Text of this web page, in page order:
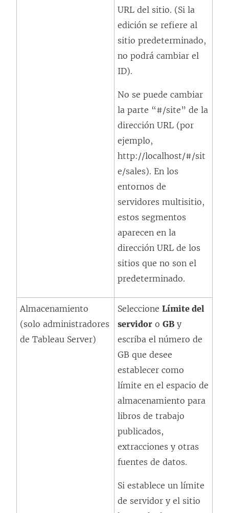
URL del sitio. (Si la
edición se refiere al
sitio predeterminado,
no podrá cambiar el
ID).
No se puede cambiar
la parte “#/site” de la
dirección URL (por
ejemplo,
http://localhost/#/sit
e/sales). En los
entornos de
servidores multisitio,
estos segmentos
aparecen en la
dirección URL de los
sitios que no son el
predeterminado.
Almacenamiento
(solo administradores
de Tableau Server)
Seleccione Límite del
servidor o GB y
escriba el número de
GB que desee
establecer como
límite en el espacio de
almacenamiento para
libros de trabajo
publicados,
extracciones y otras
fuentes de datos.
Si establece un límite
de servidor y el sitio